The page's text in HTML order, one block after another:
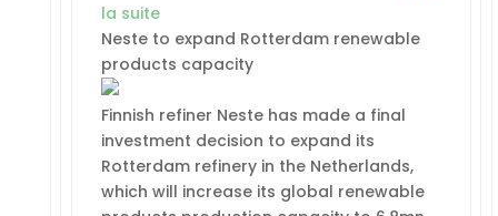
la suite
Neste to expand Rotterdam renewable
products capacity
Finnish refiner Neste has made a final
investment decision to expand its
Rotterdam refinery in the Netherlands,
which will increase its global renewable